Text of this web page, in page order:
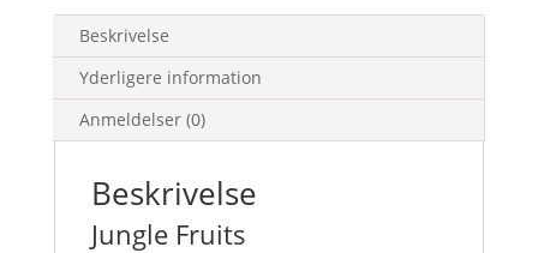
Beskrivelse
Yderligere information
Anmeldelser (0)
Beskrivelse
Jungle Fruits